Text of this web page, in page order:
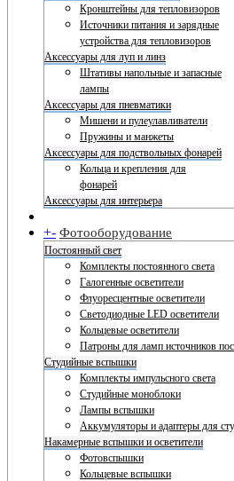
Кронштейны для тепловизоров
Источники питания и зарядные
устройства для тепловизоров
Аксессуары для луп и линз
Штативы напольные и запасные
лампы
Аксессуары для пневматики
Мишени и пулеулавливатели
Пружины и манжеты
Аксессуары для подствольных фонарей
Кольца и крепления для
фонарей
Аксессуары для интерьера
+- Фотооборудование
Постоянный свет
Комплекты постоянного света
Галогенные осветители
Флуоресцентные осветители
Светодиодные LED осветители
Кольцевые осветители
Патроны для ламп источников
Студийные вспышки
Комплекты импульсного света
Студийные моноблоки
Лампы вспышки
Аккумуляторы и адаптеры для
Накамерные вспышки и осветители
Фотовспышки
Кольцевые вспышки